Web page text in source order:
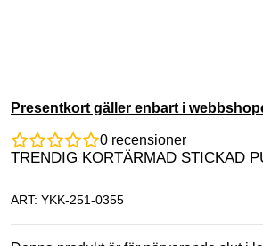
Presentkort gäller enbart i
0 recensioner
TRENDIG KORTÄRMAD STICKAD
ART: YKK-251-0355